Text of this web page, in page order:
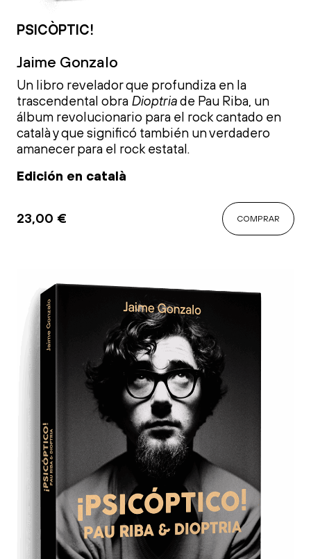
PSICÒPTIC!
Jaime Gonzalo
Un libro revelador que profundiza en la
trascendental obra Dioptriade Pau Riba, un
álbum revolucionario para el rock cantado en
català y que significó también un verdadero
amanecer para el rock estatal.
Edición en català
23,00 € COMPRAR